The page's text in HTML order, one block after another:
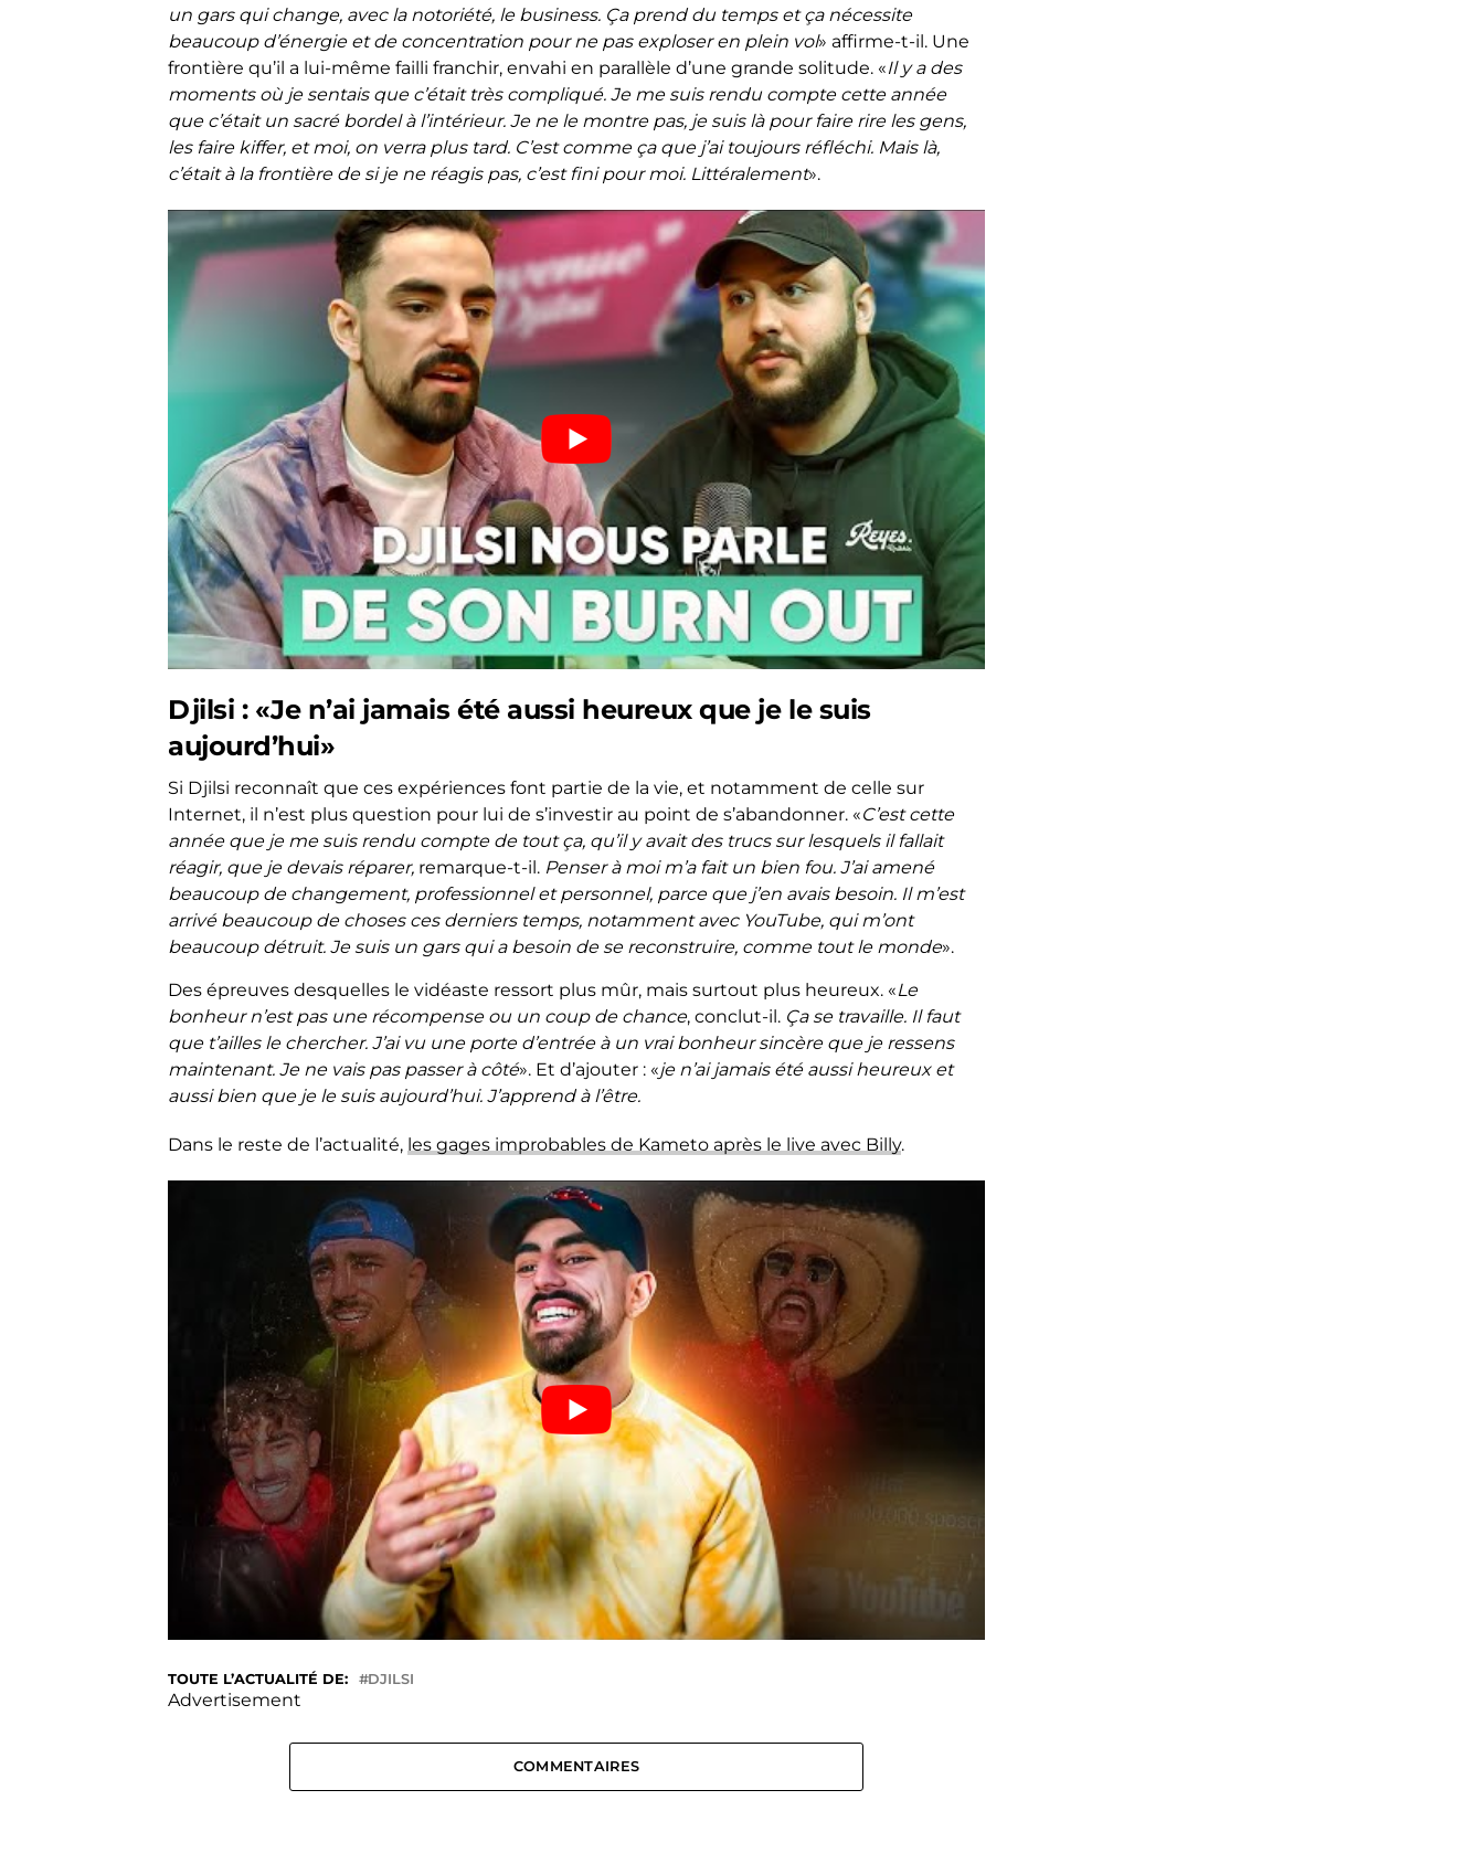
un gars qui change, avec la notoriété, le business. Ça prend du temps et ça nécessite
beaucoup d’énergie et de concentration pour ne pas exploser en plein vol» affirme-t-il. Une
frontière qu’il a lui-même failli franchir, envahi en parallèle d’une grande solitude. «Il y a des
moments où je sentais que c’était très compliqué. Je me suis rendu compte cette année
que c’était un sacré bordel à l’intérieur. Je ne le montre pas, je suis là pour faire rire les gens,
les faire kiffer, et moi, on verra plus tard. C’est comme ça que j’ai toujours réfléchi. Mais là,
c’était à la frontière de si je ne réagis pas, c’est fini pour moi. Littéralement».
Djilsi : «Je n’ai jamais été aussi heureux que je le suis
aujourd’hui»
Si Djilsi reconnaît que ces expériences font partie de la vie, et notamment de celle sur
Internet, il n’est plus question pour lui de s’investir au point de s’abandonner. «C’est cette
année que je me suis rendu compte de tout ça, qu’il y avait des trucs sur lesquels il fallait
réagir, que je devais réparer, remarque-t-il. Penser à moi m’a fait un bien fou. J’ai amené
beaucoup de changement, professionnel et personnel, parce que j’en avais besoin. Il m’est
arrivé beaucoup de choses ces derniers temps, notamment avec YouTube, qui m’ont
beaucoup détruit. Je suis un gars qui a besoin de se reconstruire, comme tout le monde».
Des épreuves desquelles le vidéaste ressort plus mûr, mais surtout plus heureux. «Le
bonheur n’est pas une récompense ou un coup de chance, conclut-il. Ça se travaille. Il faut
que t’ailles le chercher. J’ai vu une porte d’entrée à un vrai bonheur sincère que je ressens
maintenant. Je ne vais pas passer à côté». Et d’ajouter : «je n’ai jamais été aussi heureux et
aussi bien que je le suis aujourd’hui. J’apprend à l’être.
Dans le reste de l’actualité, les gages improbables de Kameto après le live avec Billy.
TOUTE L’ACTUALITÉ DE: DJILSI
Advertisement
COMMENTAIRES